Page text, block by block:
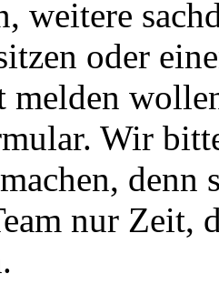
weitere
oder
melden
Wir
nur Zeit,